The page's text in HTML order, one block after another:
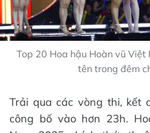
Top 20 Hoa hậu Hoàn vũ
tên trong đêm
Trải qua các vòng thi, kết
công bố vào hơn 23h.